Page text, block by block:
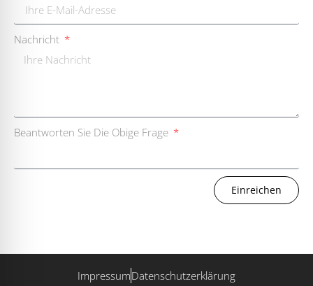
Nachricht
Beantworten Sie Die Obige Frage
Einreichen
ImpressumDatenschutzerklärung